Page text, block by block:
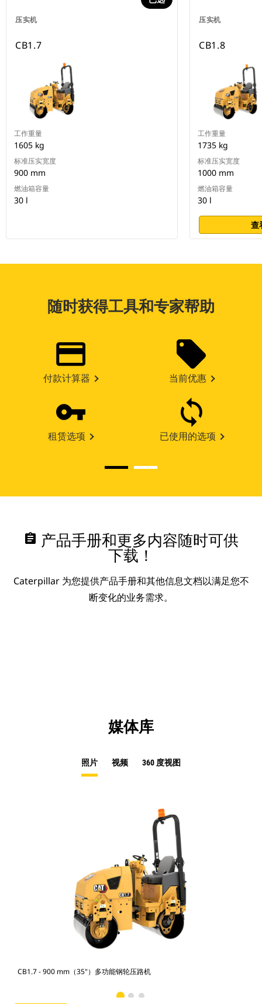
压实机
CB1.7
工作重量
1605 kg
标准压实宽度
900 mm
燃油箱容量
30 l
压实机
CB1.8
工作重量
1735 kg
标准压实宽度
1000 mm
燃油箱容量
30 l
查
随时获得工具和专家帮助
付款计算器 当前优惠
租赁选项 已使用的选项
assignment 产品手册和更多内容随时可供
下载！
Caterpillar 为您提供产品手册和其他信息文档以满足您不
断变化的业务需求。
媒体库
照片 视频 360 度视图
CB1.7 - 900 mm（35"）多功能钢轮压路机